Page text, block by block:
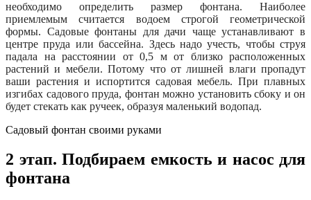
необходимо определить размер фонтана. Наиболее
приемлемым считается водоем строгой геометрической
формы. Садовые фонтаны для дачи чаще устанавливают в
центре пруда или бассейна. Здесь надо учесть, чтобы струя
падала на расстоянии от 0,5 м от близко расположенных
растений и мебели. Потому что от лишней влаги пропадут
ваши растения и испортится садовая мебель. При плавных
изгибах садового пруда, фонтан можно установить сбоку и он
будет стекать как ручеек, образуя маленький водопад.
Садовый фонтан своими руками
2 этап. Подбираем емкость и насос для
фонтана